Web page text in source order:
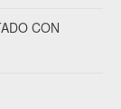
CON